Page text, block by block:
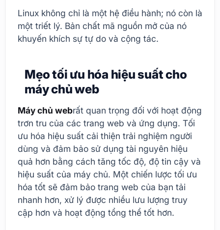
Linux không chỉ là một hệ điều hành; nó còn là
một triết lý. Bản chất mã nguồn mở của nó
khuyến khích sự tự do và cộng tác.
Mẹo tối ưu hóa hiệu suất cho
máy chủ web
Máy chủ webrất quan trọng đối với hoạt động
trơn tru của các trang web và ứng dụng. Tối
ưu hóa hiệu suất cải thiện trải nghiệm người
dùng và đảm bảo sử dụng tài nguyên hiệu
quả hơn bằng cách tăng tốc độ, độ tin cậy và
hiệu suất của máy chủ. Một chiến lược tối ưu
hóa tốt sẽ đảm bảo trang web của bạn tải
nhanh hơn, xử lý được nhiều lưu lượng truy
cập hơn và hoạt động tổng thể tốt hơn.